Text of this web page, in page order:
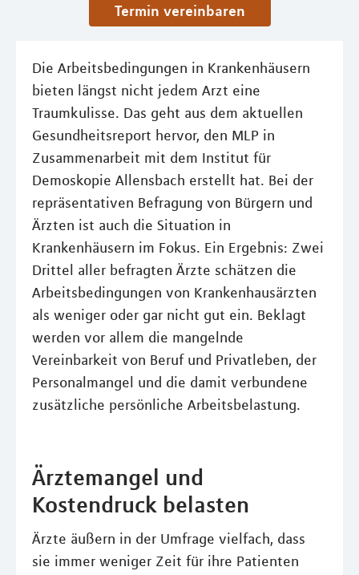
Termin vereinbaren
Die Arbeitsbedingungen in Krankenhäusern
bieten längst nicht jedem Arzt eine
Traumkulisse. Das geht aus dem aktuellen
Gesundheitsreport hervor, den MLP in
Zusammenarbeit mit dem Institut für
Demoskopie Allensbach erstellt hat. Bei der
repräsentativen Befragung von Bürgern und
Ärzten ist auch die Situation in
Krankenhäusern im Fokus. Ein Ergebnis: Zwei
Drittel aller befragten Ärzte schätzen die
Arbeitsbedingungen von Krankenhausärzten
als weniger oder gar nicht gut ein. Beklagt
werden vor allem die mangelnde
Vereinbarkeit von Beruf und Privatleben, der
Personalmangel und die damit verbundene
zusätzliche persönliche Arbeitsbelastung.
Ärztemangel und
Kostendruck belasten
Ärzte äußern in der Umfrage vielfach, dass
sie immer weniger Zeit für ihre Patienten